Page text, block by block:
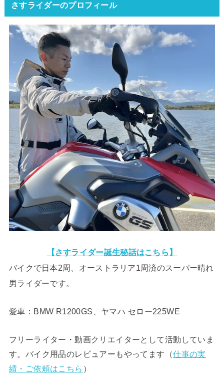
さすライダーのプロフィール
【さすライダー誕生秘話はこちら】
バイクで日本2周、オーストラリア1周済のスーパー晴れ
男ライダーです。
愛車：BMW R1200GS、ヤマハ セロー225WE
フリーライター・動画クリエイターとして活動していま
す。バイク用品のレビュアーもやってます（仕事の実
績・ご依頼はこちら ）